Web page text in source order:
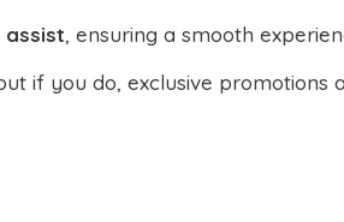
, ensuring a smooth
if you do, exclusive promotions